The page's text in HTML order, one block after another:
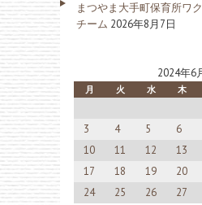
まつやま大手町保育所ワ
チーム 2026年8月7日
2024年6
月 火 水 木
3
4 5 6
10
11 12 13
17
18 19 20
24
25 26 27